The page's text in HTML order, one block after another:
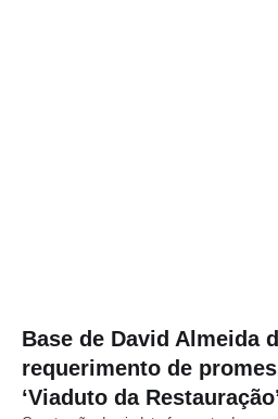
Base de David Almeida
requerimento de
‘Viaduto da